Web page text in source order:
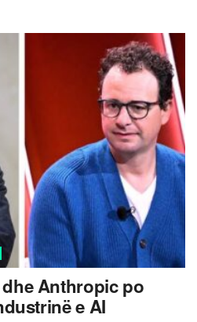
dhe Anthropic po
e AI